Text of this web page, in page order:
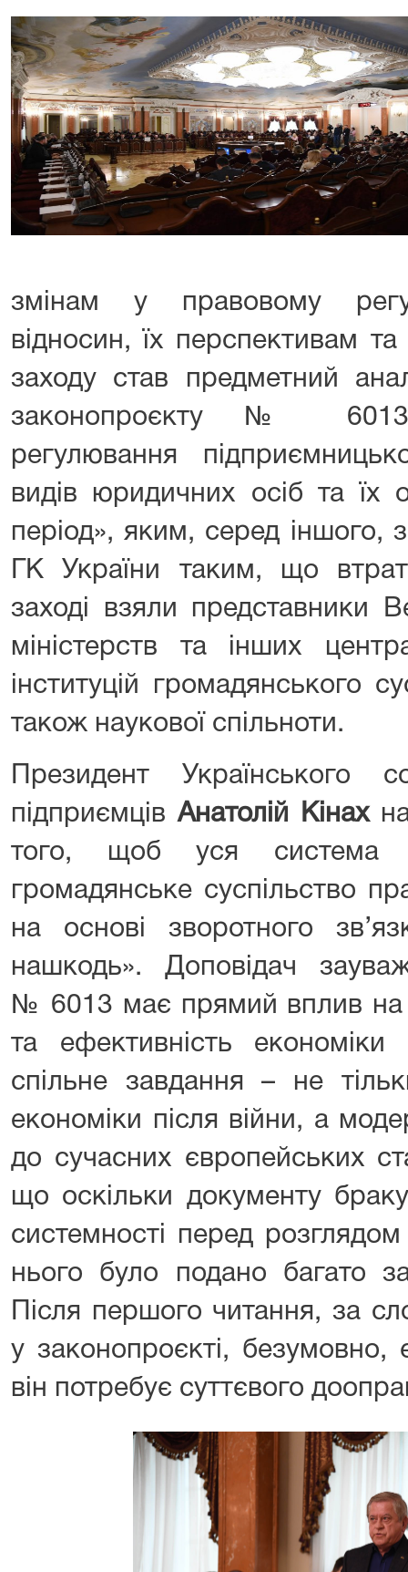
змінам у правовому
відносин, їх перспективам
заходу став предметний
законопроєкту № 6013
регулювання
видів юридичних осіб та їх
період», яким, серед іншого,
ГК України таким, що
заході взяли представники
міністерств та інших
інституцій громадянського
також наукової спільноти.
Президент Українського
підприємцівАнатолій Кінах
того, щоб уся система
громадянське суспільство
на основі зворотного
нашкодь». Доповідач
№ 6013 має прямий вплив на
та ефективність
спільне завдання – не
економіки після війни, а
до сучасних європейських
що оскільки документу
системності перед
нього було подано багато
Після першого читання, за
у законопроєкті, безумовно,
він потребує суттєвого